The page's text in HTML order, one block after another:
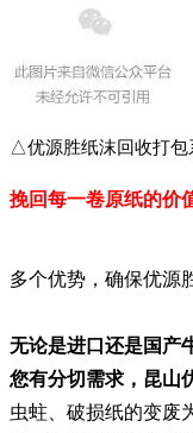
△优源胜纸沫回收打包
挽回每一卷原纸的价
多个优势，确保优源
无论是进口还是国产
您有分切需求，昆山
虫蛀、破损纸的变废